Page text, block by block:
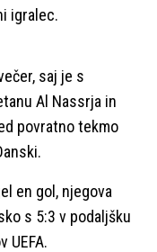
igralec.
saj je s
Al Nassrja in
povratno tekmo
en gol, njegova
s 5:3 v podaljšku
UEFA.